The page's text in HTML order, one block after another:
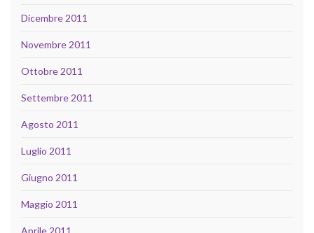
Dicembre 2011
Novembre 2011
Ottobre 2011
Settembre 2011
Agosto 2011
Luglio 2011
Giugno 2011
Maggio 2011
Aprile 2011